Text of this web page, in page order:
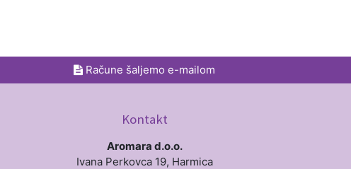
Račune šaljemo e-mailom
Kontakt
Aromara d.o.o.
Ivana Perkovca 19, Harmica